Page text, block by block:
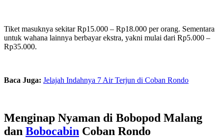
Tiket masuknya sekitar Rp15.000 – Rp18.000 per orang. Sementara
untuk wahana lainnya berbayar ekstra, yakni mulai dari Rp5.000 –
Rp35.000.
Baca Juga: Jelajah Indahnya 7 Air Terjun di Coban Rondo
Menginap Nyaman di Bobopod Malang
dan Bobocabin Coban Rondo